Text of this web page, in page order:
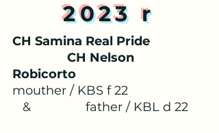
2023 r
CH Samina Real Pride
CH Nelson
Robicorto
mouther / KBS f 22
&
father / KBL d 22